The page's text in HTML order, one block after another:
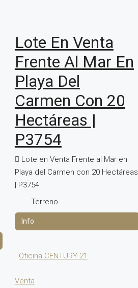
Lote En Venta
Frente Al Mar En
Playa Del
Carmen Con 20
Hectáreas |
P3754
Lote en Venta Frente al Mar en
Playa del Carmen con 20 Hectáreas
| P3754
Terreno
Oficina CENTURY 21
Venta